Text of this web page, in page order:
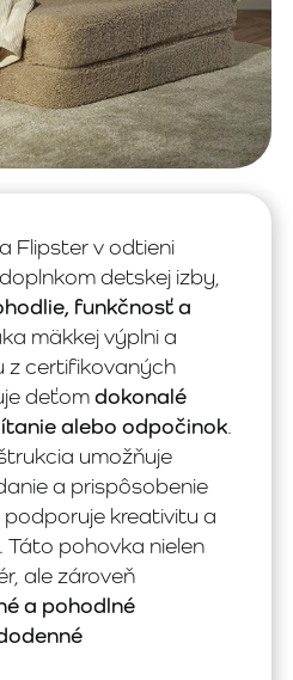
Flipster v odtieni
detskej izby,
funkčnosť a
mäkkej výplni a
z certifikovaných
deťomdokonalé
alebo odpočinok.
umožňuje
a prispôsobenie
kreativitu a
pohovka nielen
ale zároveň
a pohodlné